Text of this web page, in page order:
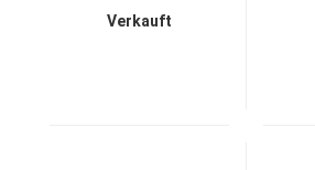
Verkauft